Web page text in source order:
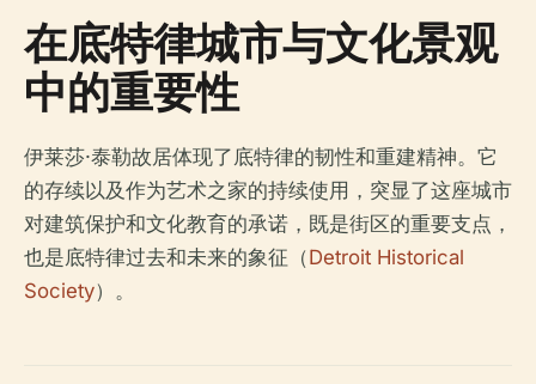
在底特律城市与文化景观
中的重要性
伊莱莎·泰勒故居体现了底特律的韧性和重建精神。它
的存续以及作为艺术之家的持续使用，突显了这座城市
对建筑保护和文化教育的承诺，既是街区的重要支点，
也是底特律过去和未来的象征（Detroit Historical
Society）。